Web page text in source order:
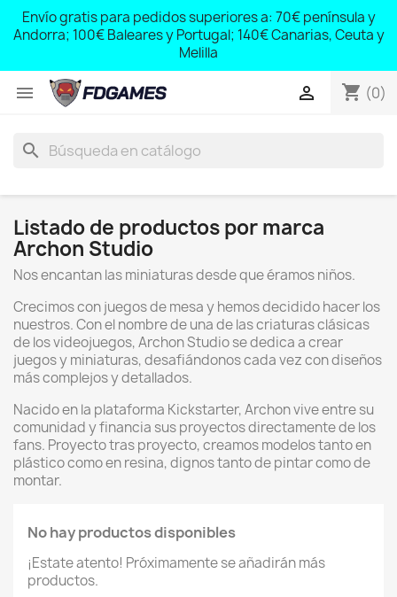
Envío gratis para pedidos superiores a: 70€ península y
Andorra; 100€ Baleares y Portugal; 140€ Canarias, Ceuta y
Melilla
 shopping_cart (0)

search
Listado de productos por marca
Archon Studio
Nos encantan las miniaturas desde que éramos niños.
Crecimos con juegos de mesa y hemos decidido hacer los
nuestros. Con el nombre de una de las criaturas clásicas
de los videojuegos, Archon Studio se dedica a crear
juegos y miniaturas, desafiándonos cada vez con diseños
más complejos y detallados.
Nacido en la plataforma Kickstarter, Archon vive entre su
comunidad y financia sus proyectos directamente de los
fans. Proyecto tras proyecto, creamos modelos tanto en
plástico como en resina, dignos tanto de pintar como de
montar.
No hay productos disponibles
¡Estate atento! Próximamente se añadirán más
productos.